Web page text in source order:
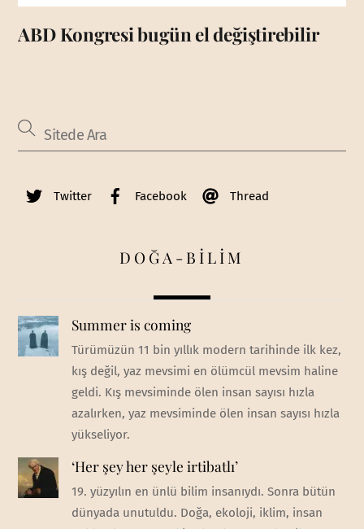
ABD Kongresi bugün el değiştirebilir
Twitter Facebook Thread
DOĞA-BİLİM
Summer is coming
Türümüzün 11 bin yıllık modern tarihinde ilk kez,
kış değil, yaz mevsimi en ölümcül mevsim haline
geldi. Kış mevsiminde ölen insan sayısı hızla
azalırken, yaz mevsiminde ölen insan sayısı hızla
yükseliyor.
‘Her şey her şeyle irtibatlı’
19. yüzyılın en ünlü bilim insanıydı. Sonra bütün
dünyada unutuldu. Doğa, ekoloji, iklim, insan